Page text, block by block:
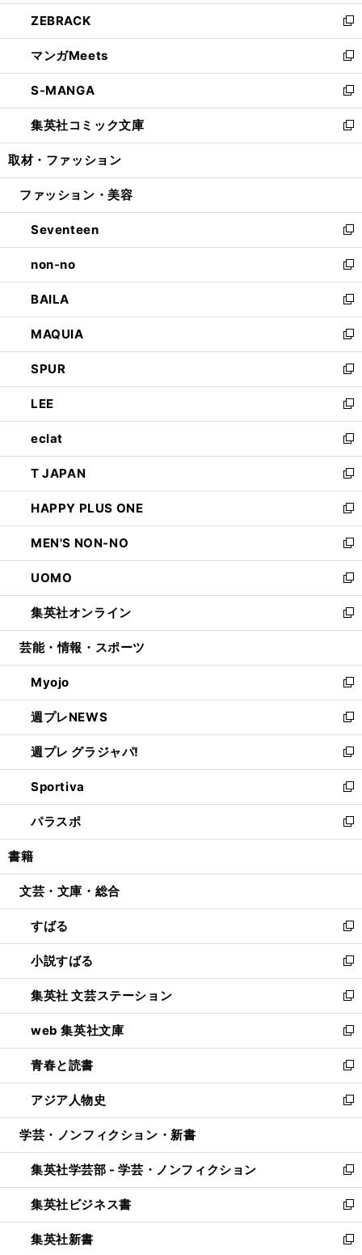
開
く
ウ
で
開
く
ン
ド
ウ
で
開
く
ウ
ィ
ン
ド
ウ
で
開
く
し
い
ウ
ィ
ン
ド
ウ
で
開
ZEBRACK
新
し
い
ウ
ィ
ン
ド
ウ
開
マンガMeets
新
し
い
ウ
ィ
ン
ウ
開
く
S-MANGA
新
し
い
ウ
ン
ウ
で
開
く
集英社コミック文庫
新
し
ウ
ン
ド
ウ
で
開
く
取材・ファッション
ファッション・美容
Seventeen
新
し
い
ウ
ィ
ン
ド
ウ
で
開
く
non-no
新
し
い
ウ
ィ
ン
ド
ウ
で
開
く
BAILA
新
し
い
ウ
ィ
ン
ド
ウ
で
開
く
MAQUIA
新
し
い
ウ
ィ
ン
ド
ウ
で
開
く
SPUR
新
し
い
ウ
ィ
ン
ド
ウ
で
開
く
LEE
新
し
い
ウ
ィ
ン
ド
ウ
で
開
く
eclat
新
し
い
ウ
ィ
ン
ド
ウ
で
開
く
T JAPAN
新
し
い
ウ
ィ
ン
ド
ウ
で
開
HAPPY PLUS ONE
新
し
い
ウ
ィ
ン
ド
ウ
開
く
MEN'S NON-NO
新
し
い
ウ
ィ
ン
ウ
で
開
く
UOMO
新
し
い
ウ
ン
ド
ウ
で
開
く
集英社オンライン
新
し
ウ
ィ
ン
ド
ウ
で
開
く
芸能・情報・スポーツ
Myojo
新
し
い
ウ
ィ
ン
ド
ウ
で
開
週プレNEWS
新
し
い
ウ
ィ
ン
ド
ウ
開
週プレ グラジャパ!
新
し
い
ウ
ィ
ン
ウ
開
く
Sportiva
新
し
い
ウ
ン
ウ
で
開
く
パラスポ
新
し
ウ
ン
ド
ウ
で
開
く
書籍
文芸・文庫・総合
すばる
新
し
い
ウ
ィ
ン
ド
ウ
で
開
く
小説すばる
新
し
い
ウ
ィ
ン
ド
ウ
で
開
集英社 文芸ステーション
新
し
い
ウ
ィ
ン
ド
ウ
開
く
web 集英社文庫
新
し
い
ウ
ィ
ン
ウ
で
開
く
青春と読書
新
し
い
ウ
ン
ド
ウ
で
開
く
アジア人物史
新
し
ウ
ィ
ン
ド
ウ
で
学芸・ノンフィクション・新書
集英社学芸部 - 学芸・ノンフィクション
新
し
い
ウ
ィ
集英社ビジネス書
新
し
い
集英社新書
新